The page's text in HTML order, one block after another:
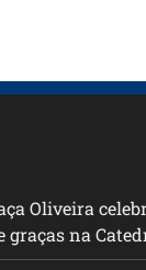
Oliveira
graças na